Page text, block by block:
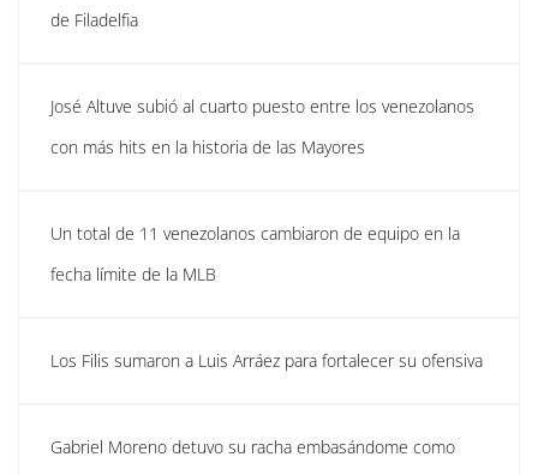
de Filadelfia
José Altuve subió al cuarto puesto entre los venezolanos
con más hits en la historia de las Mayores
Un total de 11 venezolanos cambiaron de equipo en la
fecha límite de la MLB
Los Filis sumaron a Luis Arráez para fortalecer su ofensiva
Gabriel Moreno detuvo su racha embasándome como